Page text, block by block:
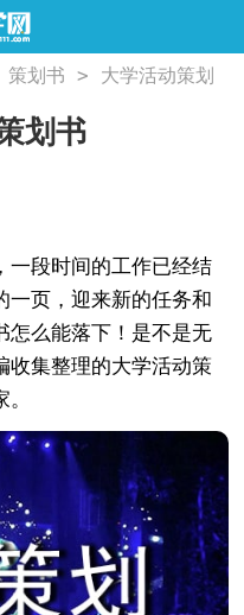
策划书 >
大学活动策划
划书
段时间的工作已经结
一页，迎来新的任务和
怎么能落下！是不是无
收集整理的大学活动策